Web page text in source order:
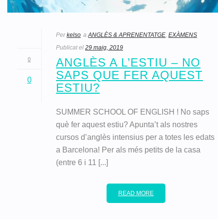
0
0
Per kelso a ANGLÈS & APRENENTATGE, EXÀMENS
Publicat el 29 maig, 2019
ANGLÈS A L’ESTIU – NO
SAPS QUE FER AQUEST
ESTIU?
SUMMER SCHOOL OF ENGLISH ! No saps
què fer aquest estiu? Apunta’t als nostres
cursos d’anglès intensius per a totes les edats
a Barcelona! Per als més petits de la casa
(entre 6 i 11 [...]
READ MORE